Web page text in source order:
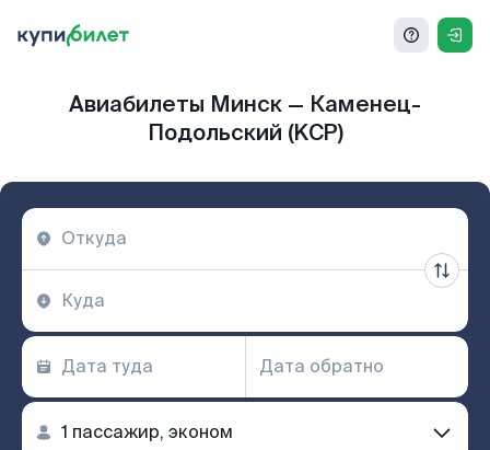
Авиабилеты Минск — Каменец-
Подольский (KCP)